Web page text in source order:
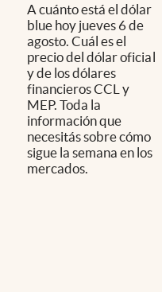
A cuánto está el dólar
blue hoy jueves 6 de
agosto. Cuál es el
precio del dólar oficial
y de los dólares
financieros CCL y
MEP. Toda la
información que
necesitás sobre cómo
sigue la semana en los
mercados.